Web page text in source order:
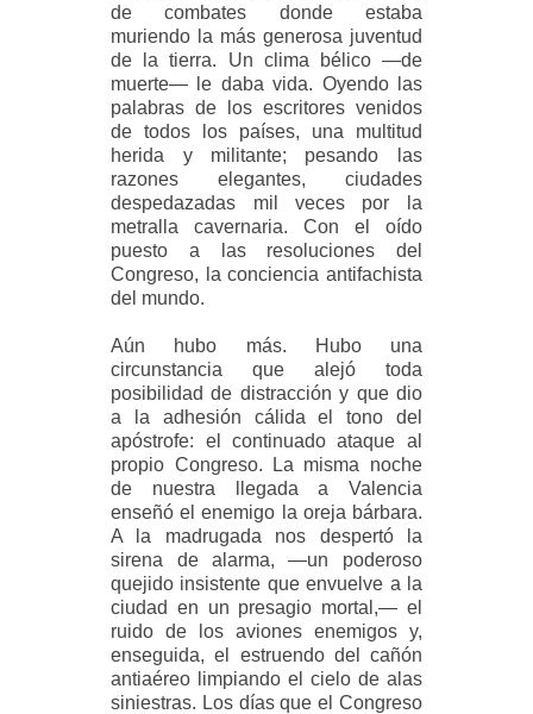
de combates donde estaba
muriendo la más generosa juventud
de la tierra. Un clima bélico —de
muerte— le daba vida. Oyendo las
palabras de los escritores venidos
de todos los países, una multitud
herida y militante; pesando las
razones elegantes, ciudades
despedazadas mil veces por la
metralla cavernaria. Con el oído
puesto a las resoluciones del
Congreso, la conciencia antifachista
del mundo.
Aún hubo más. Hubo una
circunstancia que alejó toda
posibilidad de distracción y que dio
a la adhesión cálida el tono del
apóstrofe: el continuado ataque al
propio Congreso. La misma noche
de nuestra llegada a Valencia
enseñó el enemigo la oreja bárbara.
A la madrugada nos despertó la
sirena de alarma, —un poderoso
quejido insistente que envuelve a la
ciudad en un presagio mortal,— el
ruido de los aviones enemigos y,
enseguida, el estruendo del cañón
antiaéreo limpiando el cielo de alas
siniestras. Los días que el Congreso